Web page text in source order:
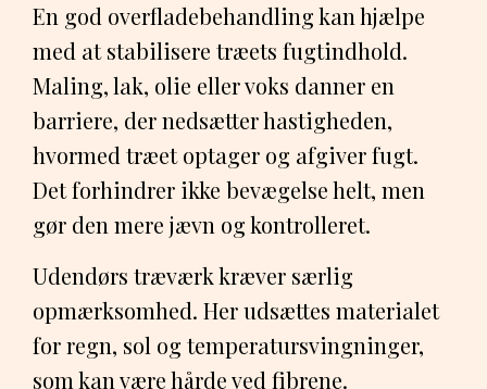
En god overfladebehandling kan hjælpe
med at stabilisere træets fugtindhold.
Maling, lak, olie eller voks danner en
barriere, der nedsætter hastigheden,
hvormed træet optager og afgiver fugt.
Det forhindrer ikke bevægelse helt, men
gør den mere jævn og kontrolleret.
Udendørs træværk kræver særlig
opmærksomhed. Her udsættes materialet
for regn, sol og temperatursvingninger,
som kan være hårde ved fibrene.